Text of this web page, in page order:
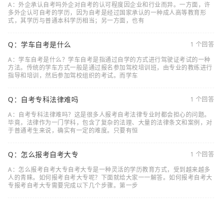
A：外企承认自考吗外企对自考的认可程度因企业和行业而异。一方面，许
多外企认可自考的学历，因为自考是经过国家承认的一种成人高等教育形
式，其学历与普通本科学历相当；另一方面，也有
Q：学车自考是什么
1 个回答
A：学车自考是什么？学车自考是指通过自学的方式进行驾驶证考试的一种
方法。传统的学车方式一般是通过报名参加驾校培训班，由专业的教练进行
指导和培训，然后参加驾校组织的考试。而学车
Q：自考专科法律难吗
1 个回答
A：自考专科法律难吗？这是很多人报考自考法律专业时都会担心的问题。
毕竟，法律作为一门学科，包含了复杂的法理、大量的法律条文和案例，对
于普通考生来说，确实有一定的难度。只要有恒
Q：怎么报考自考大专
1 个回答
A：怎么报考自考大专自考大专是一种灵活的学历教育方式，受到越来越多
人的青睐。如何报考自考大专呢？下面就给大家一一解答。如何报考自考大
专报考自考大专需要完成以下几个步骤。第一步